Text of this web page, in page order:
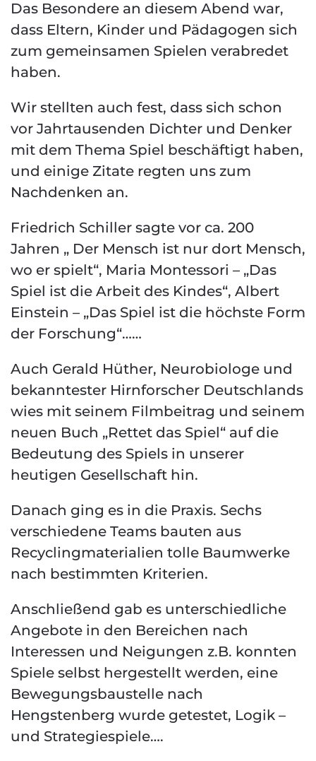
Das Besondere an diesem Abend war,
dass Eltern, Kinder und Pädagogen sich
zum gemeinsamen Spielen verabredet
haben.
Wir stellten auch fest, dass sich schon
vor Jahrtausenden Dichter und Denker
mit dem Thema Spiel beschäftigt haben,
und einige Zitate regten uns zum
Nachdenken an.
Friedrich Schiller sagte vor ca. 200
Jahren „ Der Mensch ist nur dort Mensch,
wo er spielt“, Maria Montessori – „Das
Spiel ist die Arbeit des Kindes“, Albert
Einstein – „Das Spiel ist die höchste Form
der Forschung“……
Auch Gerald Hüther, Neurobiologe und
bekanntester Hirnforscher Deutschlands
wies mit seinem Filmbeitrag und seinem
neuen Buch „Rettet das Spiel“ auf die
Bedeutung des Spiels in unserer
heutigen Gesellschaft hin.
Danach ging es in die Praxis. Sechs
verschiedene Teams bauten aus
Recyclingmaterialien tolle Baumwerke
nach bestimmten Kriterien.
Anschließend gab es unterschiedliche
Angebote in den Bereichen nach
Interessen und Neigungen z.B. konnten
Spiele selbst hergestellt werden, eine
Bewegungsbaustelle nach
Hengstenberg wurde getestet, Logik –
und Strategiespiele….